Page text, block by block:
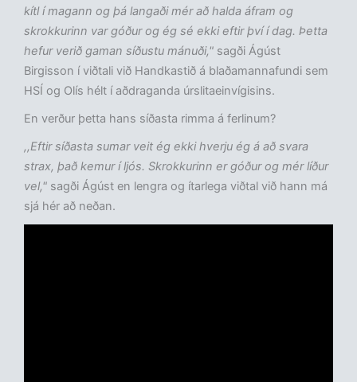
kítl í magann og þá langaði mér að halda áfram og
skrokkurinn var góður og ég sé ekki eftir því í dag. Þetta
hefur verið gaman síðustu mánuði," sagði Ágúst
Birgisson í viðtali við Handkastið á blaðamannafundi sem
HSÍ og Olís hélt í aðdraganda úrslitaeinvígisins.
En verður þetta hans síðasta rimma á ferlinum?
,,Eftir síðasta sumar veit ég ekki hverju ég á að svara
strax, það kemur í ljós. Skrokkurinn er góður og mér líður
vel," sagði Ágúst en lengra og ítarlega viðtal við hann má
sjá hér að neðan.